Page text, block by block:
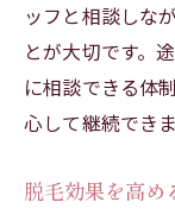
ッフと相談しな
とが大切です。
に相談できる体
心して継続できま
脱毛効果を高め